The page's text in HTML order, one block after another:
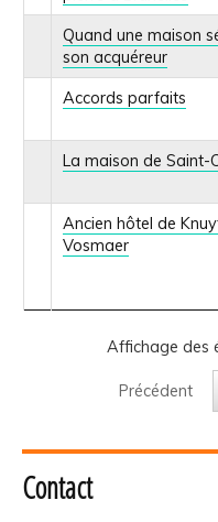
Quand une maison
son acquéreur
Accords parfaits
La maison de Saint-
Ancien hôtel de
Vosmaer
Affichage des
Précédent
Contact